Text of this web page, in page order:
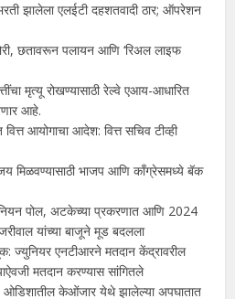
झालेला एलईटी दहशतवादी ठार; ऑपरेशन
छतावरून पलायन आणि ‘रिअल लाइफ
मृत्यू रोखण्यासाठी रेल्वे एआय-आधारित
आहे.
आयोगाचा आदेश: वित्त सचिव टीव्ही
मिळवण्यासाठी भाजप आणि काँग्रेसमध्ये बॅक
पोल, अटकेच्या प्रकरणात आणि 2024
यांच्या बाजूने मूड बदलला
ज्युनियर एनटीआरने मतदान केंद्रावरील
मतदान करण्यास सांगितले
ओडिशातील केओंजार येथे झालेल्या अपघातात